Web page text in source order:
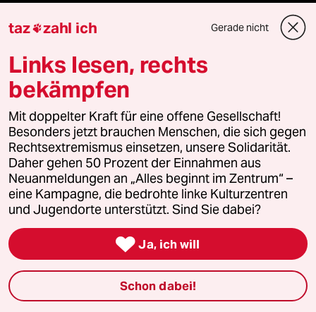
Shop
Anzeigen
Fragen & Hilfe
Feedback
Aboservice
ePaper Login
Downloads für Abonnierende
taz zahl ich Gerade nicht
Links lesen, rechts
bekämpfen
Mit doppelter Kraft für eine offene Gesellschaft!
Besonders jetzt brauchen Menschen, die sich gegen
Rechtsextremismus einsetzen, unsere Solidarität.
Daher gehen 50 Prozent der Einnahmen aus
Neuanmeldungen an „Alles beginnt im Zentrum“ –
eine Kampagne, die bedrohte linke Kulturzentren
und Jugendorte unterstützt. Sind Sie dabei?
 Ja, ich will
Schon dabei!